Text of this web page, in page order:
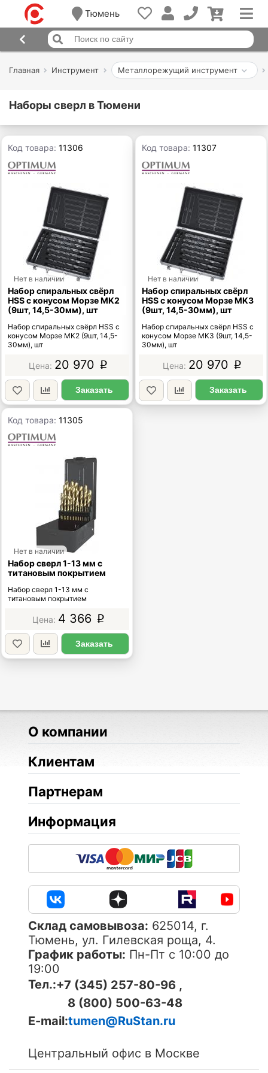
Тюмень
Главная Инструмент Металлорежущий инструмент
Наборы сверл в Тюмени
Код товара:11306
Нет в наличии
Набор спиральных свёрл
HSS с конусом Морзе MK2
(9шт, 14,5-30мм), шт
Набор спиральных свёрл HSS с
конусом Морзе MK2 (9шт, 14,5-
30мм), шт
20 970 p
Заказать
Код товара:11307
Нет в наличии
Набор спиральных свёрл
HSS с конусом Морзе MK3
(9шт, 14,5-30мм), шт
Набор спиральных свёрл HSS с
конусом Морзе MK3 (9шт, 14,5-
30мм), шт
20 970 p
Заказать
Код товара:11305
Нет в наличии
Набор сверл 1-13 мм с
титановым покрытием
Набор сверл 1-13 мм с
титановым покрытием
4 366 p
Заказать
О компании
Клиентам
Партнерам
Информация
Cклад самовывоза: 625014, г.
Тюмень, ул. Гилевская роща, 4.
График работы: Пн-Пт с 10:00 до
19:00
Тел.:+7 (345) 257-80-96 ,
8 (800) 500-63-48
E-mail:tumen@RuStan.ru
Центральный офис в Москве